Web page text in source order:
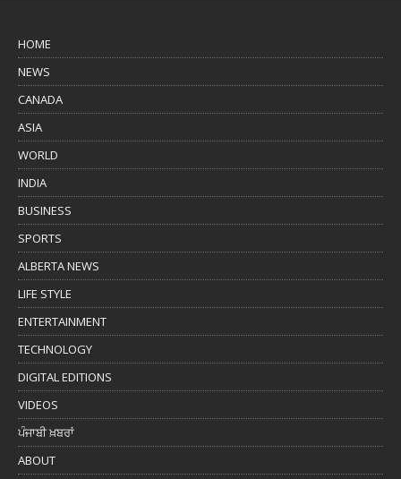
HOME
NEWS
CANADA
ASIA
WORLD
INDIA
BUSINESS
SPORTS
ALBERTA NEWS
LIFE STYLE
ENTERTAINMENT
TECHNOLOGY
DIGITAL EDITIONS
VIDEOS
ਪੰਜਾਬੀ ਖ਼ਬਰਾਂ
ABOUT